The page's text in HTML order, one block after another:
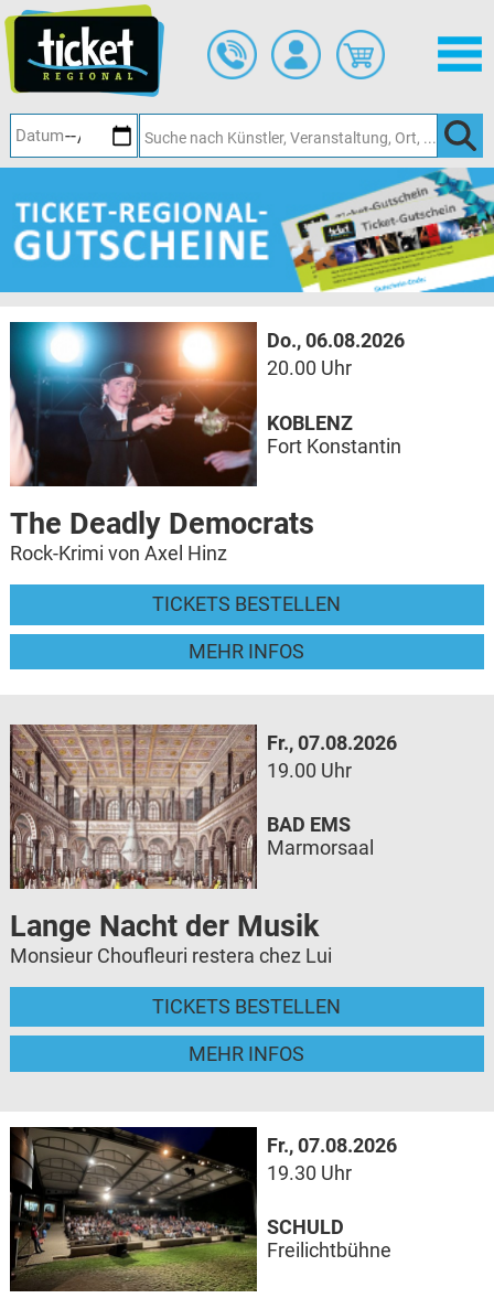
Hauptinhalt
springen
Do., 06.08.2026
20.00 Uhr
The Deadly Democrats
Rock-Krimi von Axel Hinz
TICKETS BESTELLEN
MEHR INFOS
KOBLENZ
Fort Konstantin
Fr., 07.08.2026
19.00 Uhr
Lange Nacht der Musik
Monsieur Choufleuri restera chez Lui
TICKETS BESTELLEN
MEHR INFOS
BAD EMS
Marmorsaal
Fr., 07.08.2026
19.30 Uhr
SCHULD
Freilichtbühne